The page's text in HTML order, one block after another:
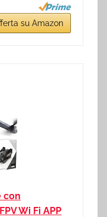
su Amazon
con
Wi Fi APP